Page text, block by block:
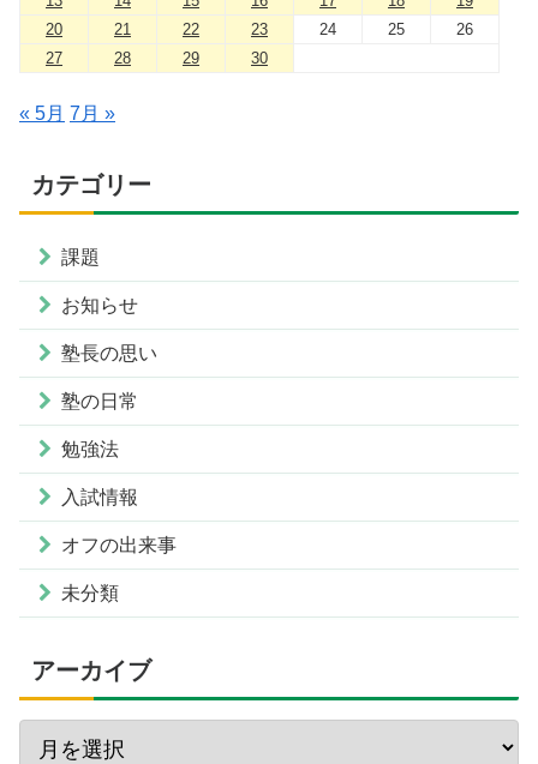
20
21 22 23 24 25
26
27
28 29 30
« 5月 7月 »
カテゴリー
課題
お知らせ
塾長の思い
塾の日常
勉強法
入試情報
オフの出来事
未分類
アーカイブ